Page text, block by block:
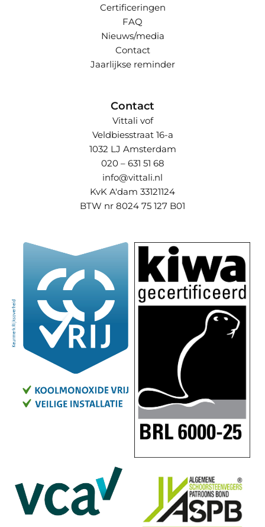
Certificeringen
FAQ
Nieuws/media
Contact
Jaarlijkse reminder
Contact
Vittali vof
Veldbiesstraat 16-a
1032 LJ Amsterdam
020 – 631 51 68
info@vittali.nl
KvK A'dam 33121124
BTW nr 8024 75 127 B01